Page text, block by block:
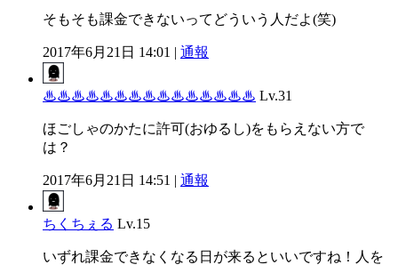
そもそも課金できないってどういう人だよ(笑)
2017年6月21日 14:01 | 通報
♨♨♨♨♨♨♨♨♨♨♨♨♨♨♨ Lv.31
ほごしゃのかたに許可(おゆるし)をもらえない方で
は？
2017年6月21日 14:51 | 通報
ちくちぇる Lv.15
いずれ課金できなくなる日が来るといいですね！人を